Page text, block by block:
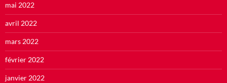
mai 2022
avril 2022
mars 2022
février 2022
janvier 2022